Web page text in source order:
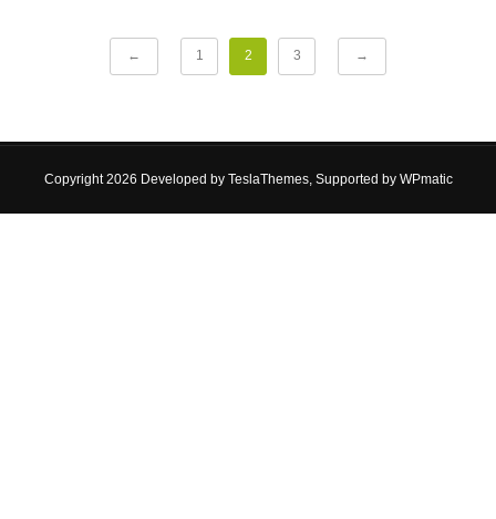
← 1 2 3 →
Copyright 2026 Developed by TeslaThemes, Supported by WPmatic